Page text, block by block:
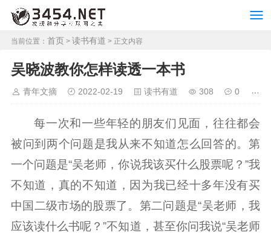
当前位置： 首页 > 读书有道 > 正文内容
吴晓波教你怎样读透一本书
青年文摘 2022-02-19 读书有道 308 0
每一次和一些年轻的朋友们见面，往往都会
被问到两个问题是我从来不知道怎么回答的。第
一个问题是“吴老师，你说我该买什么股票呢？”我
不知道，真的不知道，因为我已经十多年没有买
中国二级市场的股票了。第二问题是“吴老师，我
应该读什么书呢？”不知道，甚至你问我说“吴老师